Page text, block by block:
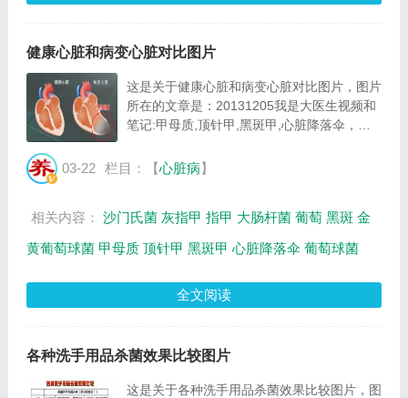
健康心脏和病变心脏对比图片
这是关于健康心脏和病变心脏对比图片，图片
所在的文章是：20131205我是大医生视频和
笔记:甲母质,顶针甲,黑斑甲,心脏降落伞，图
是20874Byte。...
03-22 栏目：【心脏病】
相关内容： 沙门氏菌 灰指甲 指甲 大肠杆菌 葡萄 黑斑 金
黄葡萄球菌 甲母质 顶针甲 黑斑甲 心脏降落伞 葡萄球菌
全文阅读
各种洗手用品杀菌效果比较图片
这是关于各种洗手用品杀菌效果比较图片，图